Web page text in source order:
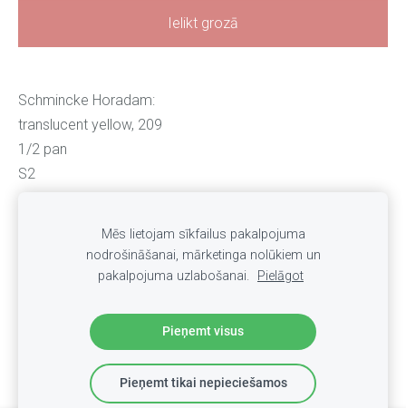
Ielikt grozā
Schmincke Horadam:
translucent yellow, 209
1/2 pan
S2
Sīkdatnes
Mēs lietojam sīkfailus pakalpojuma
nodrošināšanai, mārketinga nolūkiem un
pakalpojuma uzlabošanai.
Pielāgot
Pieņemt visus
Pieņemt tikai nepieciešamos